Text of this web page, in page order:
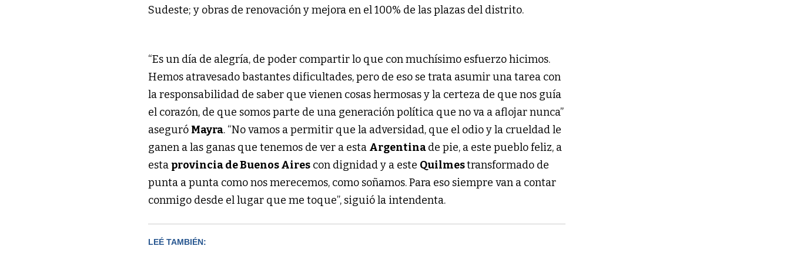
Sudeste; y obras de renovación y mejora en el 100% de las plazas del distrito.
“Es un día de alegría, de poder compartir lo que con muchísimo esfuerzo hicimos.
Hemos atravesado bastantes dificultades, pero de eso se trata asumir una tarea con
la responsabilidad de saber que vienen cosas hermosas y la certeza de que nos guía
el corazón, de que somos parte de una generación política que no va a aflojar nunca”
aseguró Mayra. “No vamos a permitir que la adversidad, que el odio y la crueldad le
ganen a las ganas que tenemos de ver a esta Argentinade pie, a este pueblo feliz, a
esta provincia de Buenos Aires con dignidad y a este Quilmestransformado de
punta a punta como nos merecemos, como soñamos. Para eso siempre van a contar
conmigo desde el lugar que me toque”, siguió la intendenta.
LEÉ TAMBIÉN: